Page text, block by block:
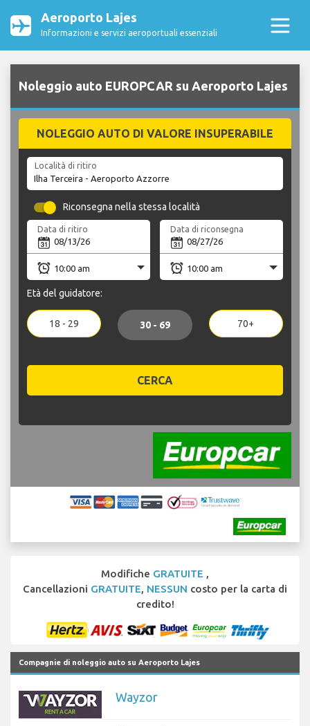
Aeroporto Lajes
Informazioni e servizi aeroportuali essenziali
Noleggio auto EUROPCAR su Aeroporto Lajes
NOLEGGIO AUTO DI VALORE INSUPERABILE
Località di ritiro
Riconsegna nella stessa località
Data di ritiro Data di riconsegna
Età del guidatore:
18 - 29 30 - 69 70+
CERCA
Modifiche GRATUITE ,
Cancellazioni GRATUITE, NESSUN costo per la carta di
credito!
Compagnie di noleggio auto su Aeroporto Lajes
Wayzor